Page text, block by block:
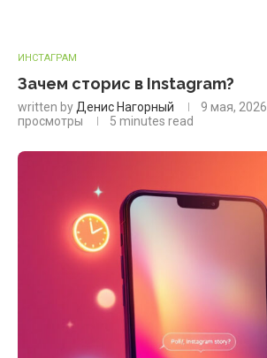
ИНСТАГРАМ
Зачем сторис в Instagram?
written by Денис Нагорный 9 мая, 2026
просмотры
5 minutes read